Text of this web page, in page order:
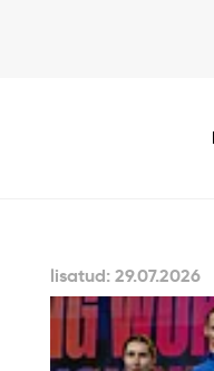
lisatud: 29.07.2026